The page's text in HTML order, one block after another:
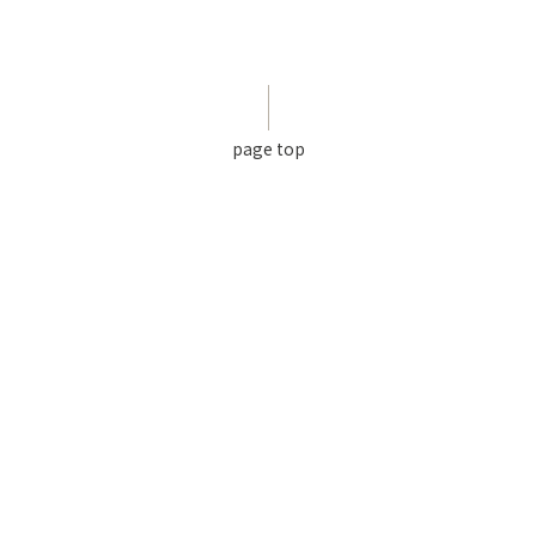
page top